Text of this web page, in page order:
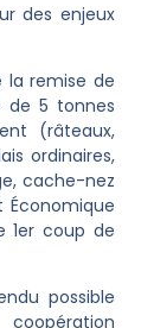
des enjeux
la remise de
de 5 tonnes
(râteaux,
ordinaires,
cache-nez
Économique
1er coup de
possible